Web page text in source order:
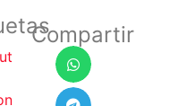
Compartir